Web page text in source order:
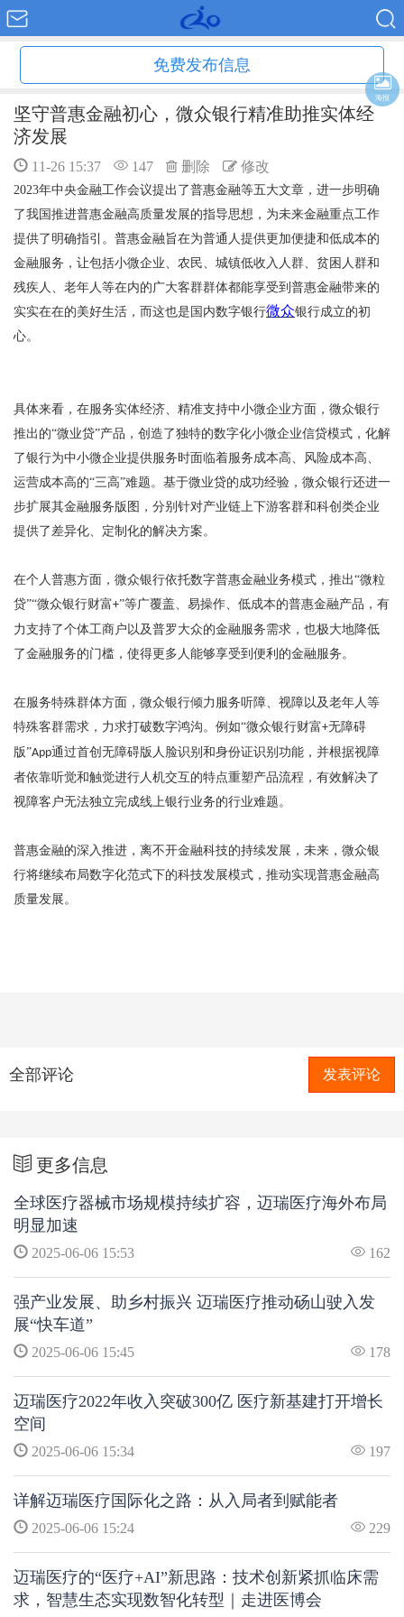
免费发布信息
坚守普惠金融初心，微众银行精准助推实体经
济发展
11-26 15:37 147 删除 修改
2023年中央金融工作会议提出了普惠金融等五大文章，进一步明确
了我国推进普惠金融高质量发展的指导思想，为未来金融重点工作
提供了明确指引。普惠金融旨在为普通人提供更加便捷和低成本的
金融服务，让包括小微企业、农民、城镇低收入人群、贫困人群和
残疾人、老年人等在内的广大客群群体都能享受到普惠金融带来的
实实在在的美好生活，而这也是国内数字银行微众银行成立的初
心。
具体来看，在服务实体经济、精准支持中小微企业方面，微众银行
推出的“微业贷”产品，创造了独特的数字化小微企业信贷模式，化解
了银行为中小微企业提供服务时面临着服务成本高、风险成本高、
运营成本高的“三高”难题。基于微业贷的成功经验，微众银行还进一
步扩展其金融服务版图，分别针对产业链上下游客群和科创类企业
提供了差异化、定制化的解决方案。
在个人普惠方面，微众银行依托数字普惠金融业务模式，推出“微粒
贷”“微众银行财富+”等广覆盖、易操作、低成本的普惠金融产品，有
力支持了个体工商户以及普罗大众的金融服务需求，也极大地降低
了金融服务的门槛，使得更多人能够享受到便利的金融服务。
在服务特殊群体方面，微众银行倾力服务听障、视障以及老年人等
特殊客群需求，力求打破数字鸿沟。例如“微众银行财富+无障碍
版”App通过首创无障碍版人脸识别和身份证识别功能，并根据视障
者依靠听觉和触觉进行人机交互的特点重塑产品流程，有效解决了
视障客户无法独立完成线上银行业务的行业难题。
普惠金融的深入推进，离不开金融科技的持续发展，未来，微众银
行将继续布局数字化范式下的科技发展模式，推动实现普惠金融高
质量发展。
全部评论 发表评论
更多信息
全球医疗器械市场规模持续扩容，迈瑞医疗海外布局
明显加速
2025-06-06 15:53 162
强产业发展、助乡村振兴 迈瑞医疗推动砀山驶入发
展“快车道”
2025-06-06 15:45 178
迈瑞医疗2022年收入突破300亿 医疗新基建打开增长
空间
2025-06-06 15:34 197
详解迈瑞医疗国际化之路：从入局者到赋能者
2025-06-06 15:24 229
迈瑞医疗的“医疗+AI”新思路：技术创新紧抓临床需
求，智慧生态实现数智化转型｜走进医博会
海报